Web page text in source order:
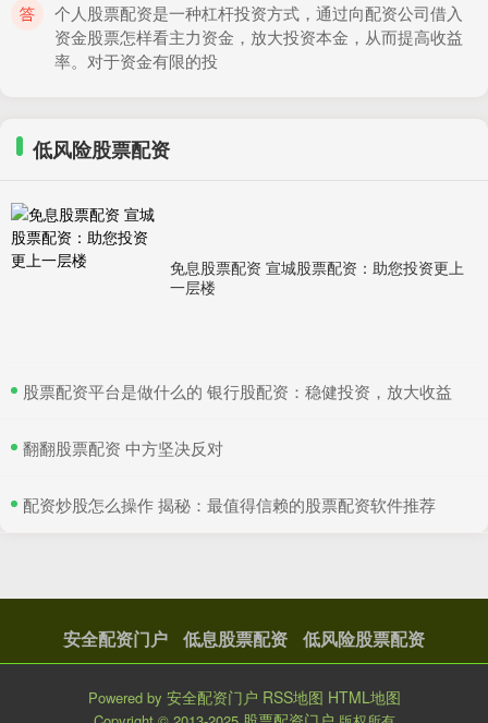
个人股票配资是一种杠杆投资方式，通过向配资公司借入
资金股票怎样看主力资金，放大投资本金，从而提高收益
率。对于资金有限的投
低风险股票配资
配资这一金融工具。无论是股票配资、期货配资还是其他
形式的资金杠杆服务网
外盘期货配资 股票配资资金安全：保障你的投资，安心获利
货配资，但也带来了资金安全风险。为了保障你的投资，
安全配资门户 ： 2025-07-14
收入、投资经
配资炒股配资平台如何 海运股早盘普遍走低 中远海控及东方海
低风险股票配资： 2025-07-14
低风险股票配资
免息股票配资 宣城股票配资：助您投资更上
一层楼
​股票配资平台是做什么的 银行股配资：稳健投资，放大收益
​翻翻股票配资 中方坚决反对
​配资炒股怎么操作 揭秘：最值得信赖的股票配资软件推荐
安全配资门户 低息股票配资 低风险股票配资
Powered by 安全配资门户 RSS地图 HTML地图